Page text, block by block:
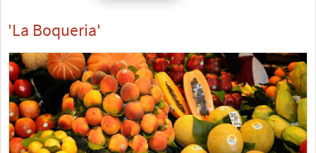
'La Boqueria'